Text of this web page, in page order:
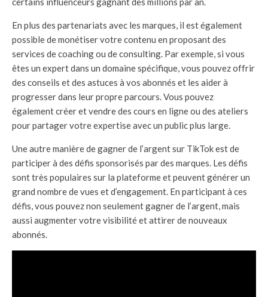
En plus des partenariats avec les marques, il est également
possible de monétiser votre contenu en proposant des
services de coaching ou de consulting. Par exemple, si vous
êtes un expert dans un domaine spécifique, vous pouvez offrir
des conseils et des astuces à vos abonnés et les aider à
progresser dans leur propre parcours. Vous pouvez
également créer et vendre des cours en ligne ou des ateliers
pour partager votre expertise avec un public plus large.
Une autre manière de gagner de l’argent sur TikTok est de
participer à des défis sponsorisés par des marques. Les défis
sont très populaires sur la plateforme et peuvent générer un
grand nombre de vues et d’engagement. En participant à ces
défis, vous pouvez non seulement gagner de l’argent, mais
aussi augmenter votre visibilité et attirer de nouveaux
abonnés.